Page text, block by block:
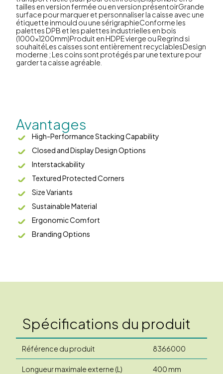
tailles en version fermée ou en version présentoirGrande
surface pour marquer et personnaliser la caisse avec une
étiquette inmould ou une sérigraphieConforme les
palettes DPB et les palettes industrielles en bois
(1000x1200mm)Produit en HDPE vierge ou Regrind si
souhaitéLes caisses sont entièrement recyclablesDesign
moderne ; Les coins sont protégés par une texture pour
garder ta caisse agréable.
Avantages
High-Performance Stacking Capability
Closed and Display Design Options
Interstackability
Textured Protected Corners
Size Variants
Sustainable Material
Ergonomic Comfort
Branding Options
Spécifications du produit
Référence du produit 8366000
Longueur maximale externe (L) 400 mm